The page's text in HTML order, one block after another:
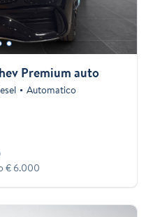
Premium auto
Automatico
€ 6.000